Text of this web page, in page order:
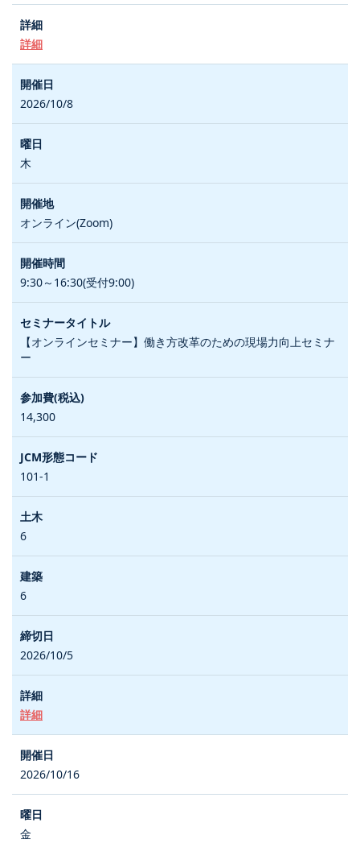
詳細
2026/10/8
木
オンライン(Zoom)
9:30～16:30(受付9:00)
【オンラインセミナー】働き方改革のための現場力向上セミナ
ー
14,300
101-1
6
6
2026/10/5
詳細
2026/10/16
金